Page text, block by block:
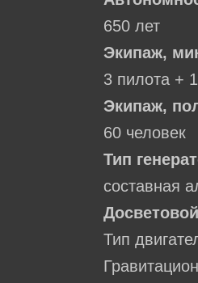
650 лет
Экипаж,
3 пилота +
Экипаж,
60 человек
Тип
составная
Тип